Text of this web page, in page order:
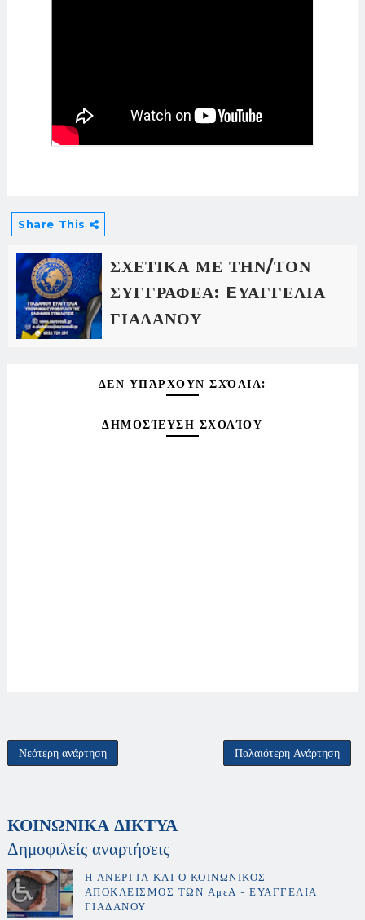
Share This
ΣΧΕΤΙΚΑ ΜΕ ΤΗΝ/ΤΟΝ
ΣΥΓΓΡΑΦΕΑ: EΥΑΓΓΕΛΙΑ
ΓΙΑΔΑΝΟΥ
ΔΕΝ ΥΠΆΡΧΟΥΝ ΣΧΌΛΙΑ:
ΔΗΜΟΣΊΕΥΣΗ ΣΧΟΛΊΟΥ
Νεότερη ανάρτηση Παλαιότερη Ανάρτηση
ΚΟΙΝΩΝΙΚΑ ΔΙΚΤΥΑ
Δημοφιλείς αναρτήσεις
Η ΑΝΕΡΓΙΑ ΚΑΙ Ο ΚΟΙΝΩΝΙΚΟΣ
ΑΠΟΚΛΕΙΣΜΟΣ ΤΩΝ ΑμεΑ - ΕΥΑΓΓΕΛΙΑ
ΓΙΑΔΑΝΟΥ